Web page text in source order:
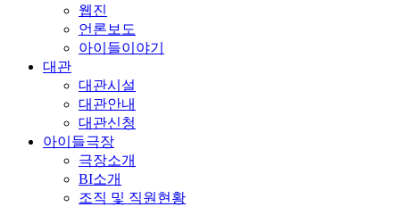
웹진
언론보도
아이들이야기
대관
대관시설
대관안내
대관신청
아이들극장
극장소개
BI소개
조직 및 직원현황